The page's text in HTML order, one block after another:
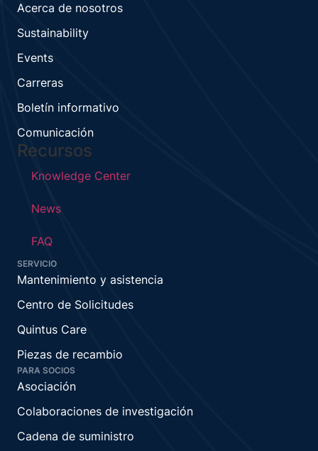
Acerca de nosotros
Sustainability
Events
Carreras
Boletín informativo
Comunicación
Recursos
Knowledge Center
News
FAQ
SERVICIO
Mantenimiento y asistencia
Centro de Solicitudes
Quintus Care
Piezas de recambio
PARA SOCIOS
Asociación
Colaboraciones de investigación
Cadena de suministro